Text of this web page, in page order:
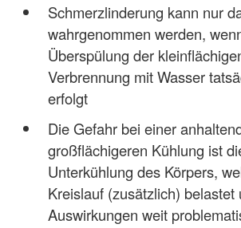
Schmerzlinderung kann nur
wahrgenommen werden,
Überspülung der
Verbrennung mit Wasser
erfolgt
Die Gefahr bei einer
großflächigeren Kühlung ist
Unterkühlung des Körpers,
Kreislauf (zusätzlich) belastet
Auswirkungen weit